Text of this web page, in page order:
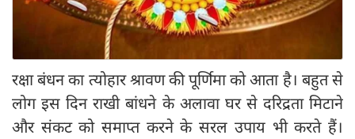
रक्षा बंधन का त्योहार श्रावण की पूर्णिमा को आता है। बहुत से
लोग इस दिन राखी बांधने के अलावा घर से दरिद्रता मिटाने
और संकट को समाप्त करने के सरल उपाय भी करते हैं।